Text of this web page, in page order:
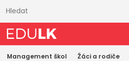
obsahu
Management škol Žáci a rodiče